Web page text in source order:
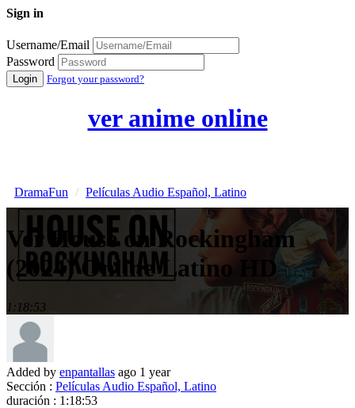
Sign in
Username/Email
Password
Login Forgot your password?
ver anime online
DramaFun Películas Audio Español, Latino
Ver House on Rockingham
(2024) Online Latino HD
1:18:53
Added by enpantallas ago 1 year
Sección : Películas Audio Español, Latino
duración : 1:18:53